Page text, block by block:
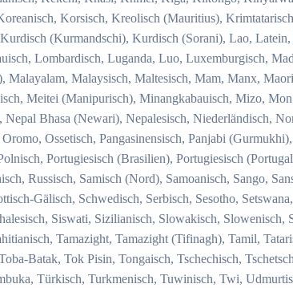
Korsisch, Kreolisch (Mauritius),
(Kurmandschi), Kurdisch (Sorani), Lao,
Lombardisch, Luganda, Luo, Luxemburgisch,
Malayalam, Malaysisch, Maltesisch, Mam, Manx,
Meitei (Manipurisch), Minangkabauisch, Mizo,
Bhasa (Newari), Nepalesisch, Niederländisch,
Ossetisch, Pangasinensisch, Panjabi
Portugiesisch (Brasilien), Portugiesisch
Russisch, Samisch (Nord), Samoanisch, Sango,
Gälisch, Schwedisch, Serbisch, Sesotho,
Siswati, Sizilianisch, Slowakisch, Slowenisch,
Tamazight, Tamazight (Tifinagh), Tamil,
Batak, Tok Pisin, Tongaisch, Tschechisch,
Türkisch, Turkmenisch, Tuwinisch, Twi,